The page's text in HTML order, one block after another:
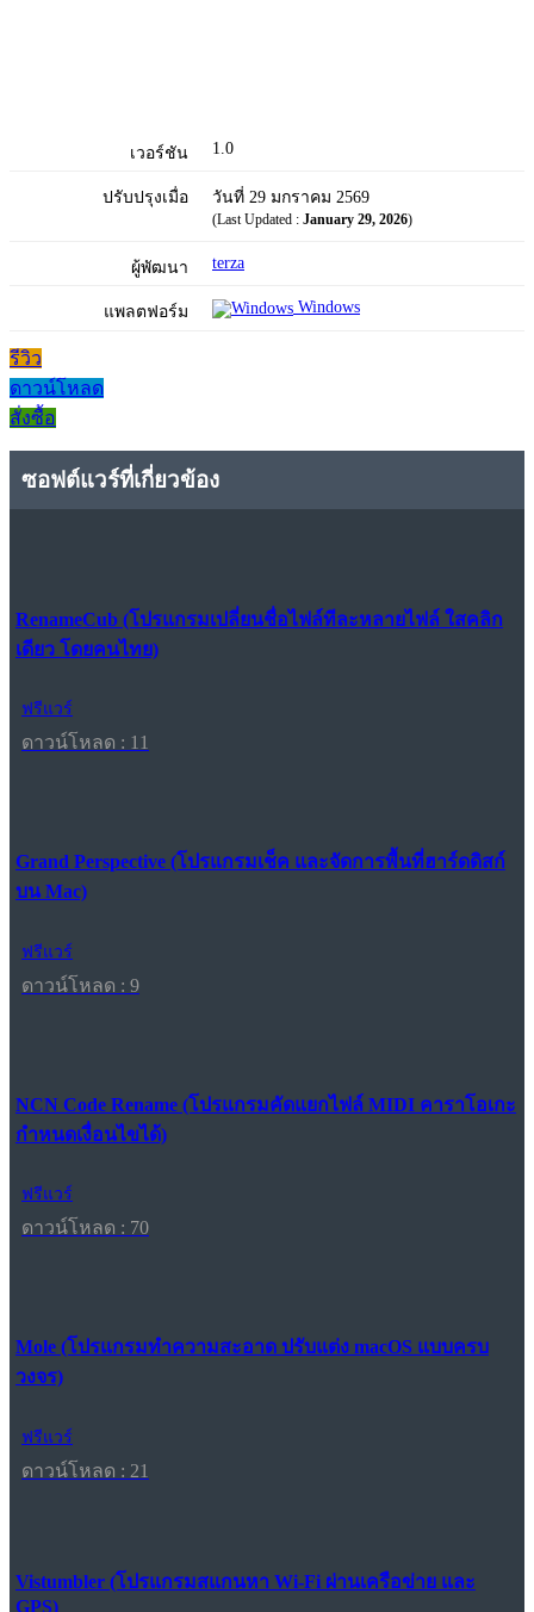
เวอร์ชัน 1.0
ปรับปรุงเมื่อ วันที่ 29 มกราคม 2569
(Last Updated : January 29, 2026)
ผู้พัฒนา terza
แพลตฟอร์ม Windows
รีวิว
ดาวน์โหลด
สั่งซื้อ
ซอฟต์แวร์ที่เกี่ยวข้อง
RenameCub (โปรแกรมเปลี่ยนชื่อไฟล์ทีละหลายไฟล์ ใสคลิก
เดียว โดยคนไทย)
ฟรีแวร์
ดาวน์โหลด : 11
Grand Perspective (โปรแกรมเช็ค และจัดการพื้นที่ฮาร์ดดิสก์
บน Mac)
ฟรีแวร์
ดาวน์โหลด : 9
NCN Code Rename (โปรแกรมคัดแยกไฟล์ MIDI คาราโอเกะ
กำหนดเงื่อนไขได้)
ฟรีแวร์
ดาวน์โหลด : 70
Mole (โปรแกรมทำความสะอาด ปรับแต่ง macOS แบบครบ
วงจร)
ฟรีแวร์
ดาวน์โหลด : 21
Vistumbler (โปรแกรมสแกนหา Wi-Fi ผ่านเครือข่าย และ
GPS)